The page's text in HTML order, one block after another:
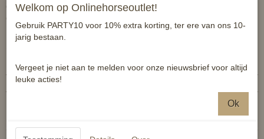
diverse prints met speciale binnen voering die het vocht en warmte
goed reguleerd.
Productcode 8718503474960
EAN code
Welkom op Onlinehorseoutlet!
Gebruik PARTY10 voor 10% extra korting, ter ere van ons 10-
jarig bestaan.
Vergeet je niet aan te melden voor onze nieuwsbrief voor altijd
leuke acties!
Ok